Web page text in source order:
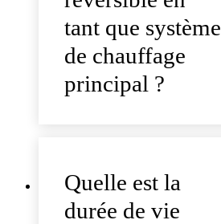
tant que système
de chauffage
principal ?
Quelle est la
durée de vie